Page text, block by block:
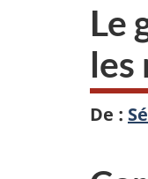
Le
les
De :